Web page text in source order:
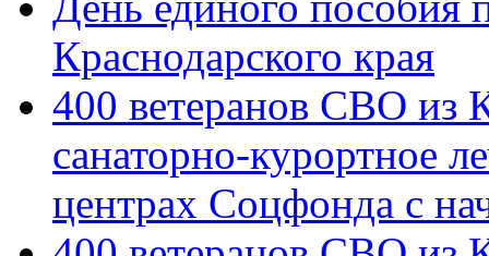
Краснодарского края
400 ветеранов СВО из
санаторно-курортное
центрах Соцфонда с